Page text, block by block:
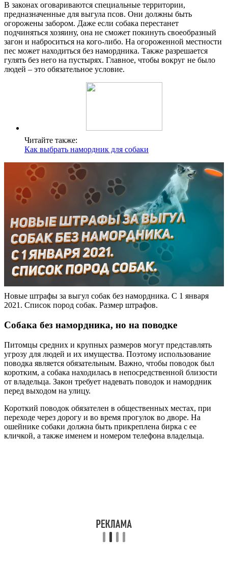
В законах оговариваются специальные территории,
предназначенные для выгула псов. Они должны быть
огорожены забором. Даже если собака перестанет
подчиняться хозяину, она не сможет покинуть своеобразный
загон и наброситься на кого-либо. На огороженной местности
пес может находиться без намордника. Также разрешается
гулять без него на пустырях. Главное, чтобы вокруг не было
людей – это обязательное условие.
Читайте также:
Как выбрать намордник для собаки
Новые штрафы за выгул собак без намордника. С 1 января
2021. Список пород собак. Размер штрафов.
Собака без намордника, но на поводке
Питомцы средних и крупных размеров могут представлять
угрозу для людей и их имущества. Поэтому использование
поводка является обязательным. Важно, чтобы поводок был
коротким, а собака находилась в непосредственной близости
от владельца. Закон требует надевать поводок и намордник
перед выходом на улицу.
Короткий поводок обязателен в общественных местах, при
переходе через дорогу и во время прогулок во дворе. На
ошейнике собаки должна быть прикреплена бирка с ее
кличкой, а также именем и номером телефона владельца.